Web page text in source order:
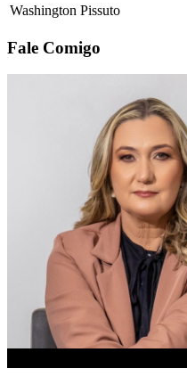
Washington Pissuto
Fale Comigo